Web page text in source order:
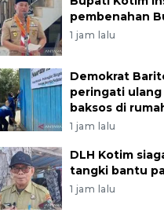
pembenahan
1 jam lalu
Demokrat
peringati
baksos di
1 jam lalu
DLH Kotim
tangki bantu
1 jam lalu